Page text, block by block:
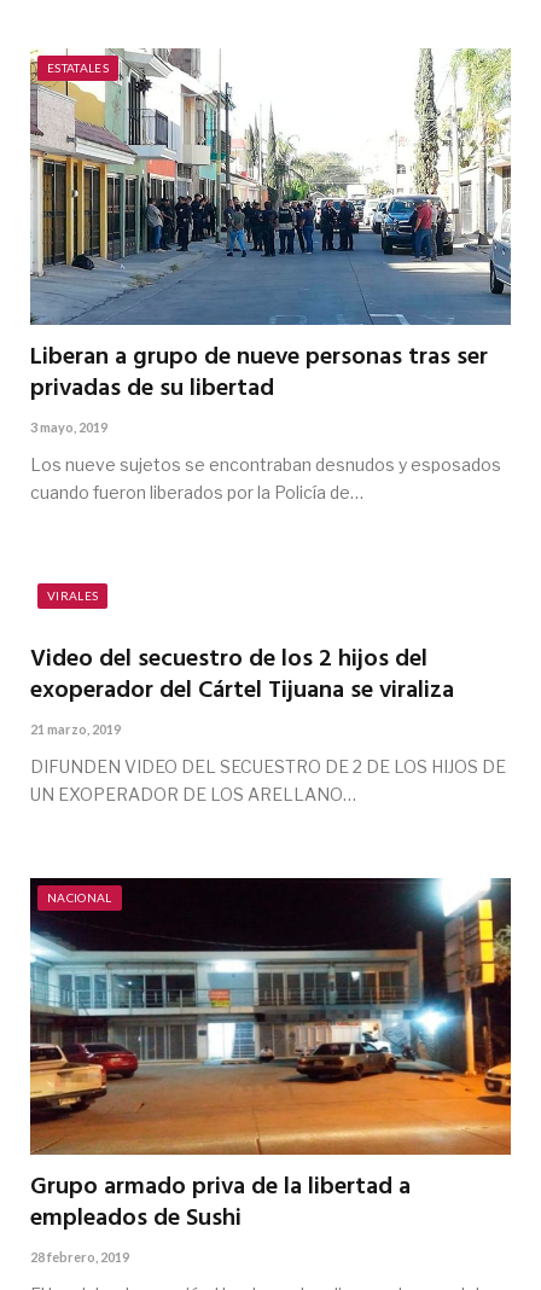
ESTATALES
Liberan a grupo de nueve personas tras ser
privadas de su libertad
3 mayo, 2019
Los nueve sujetos se encontraban desnudos y esposados
cuando fueron liberados por la Policía de…
VIRALES
Video del secuestro de los 2 hijos del
exoperador del Cártel Tijuana se viraliza
21 marzo, 2019
DIFUNDEN VIDEO DEL SECUESTRO DE 2 DE LOS HIJOS DE
UN EXOPERADOR DE LOS ARELLANO…
NACIONAL
Grupo armado priva de la libertad a
empleados de Sushi
28 febrero, 2019